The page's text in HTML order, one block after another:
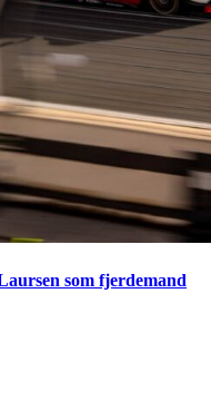
som fjerdemand